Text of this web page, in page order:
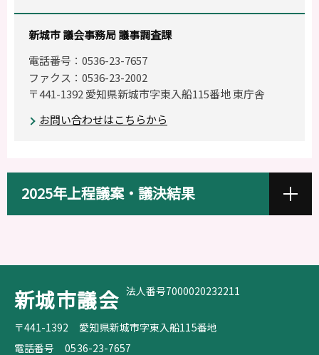
新城市 議会事務局 議事調査課
電話番号：0536-23-7657
ファクス：0536-23-2002
〒441-1392 愛知県新城市字東入船115番地 東庁舎
お問い合わせはこちらから
2025年上程議案・議決結果
新城市議会 法人番号7000020232211
〒441-1392
愛知県新城市字東入船115番地
電話番号
0536-23-7657